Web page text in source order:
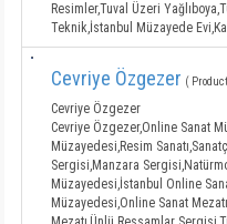
Resimler,Tuval Üzeri
Teknik,İstanbul Müzayede
Cevriye Özgezer (
Cevriye Özgezer
Cevriye Özgezer,Online Sanat
Müzayedesi,Resim
Sergisi,Manzara
Müzayedesi,İstanbul Online
Müzayedesi,Online Sanat